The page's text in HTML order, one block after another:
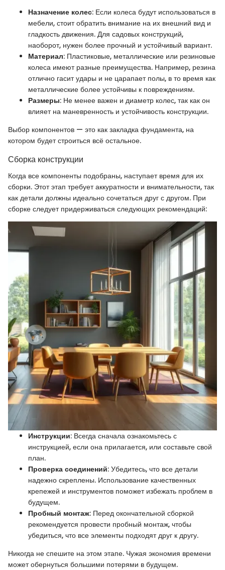
Назначение колес: Если колеса будут использоваться в
мебели, стоит обратить внимание на их внешний вид и
гладкость движения. Для садовых конструкций,
наоборот, нужен более прочный и устойчивый вариант.
Материал: Пластиковые, металлические или резиновые
колеса имеют разные преимущества. Например, резина
отлично гасит удары и не царапает полы, в то время как
металлические более устойчивы к повреждениям.
Размеры: Не менее важен и диаметр колес, так как он
влияет на маневренность и устойчивость конструкции.
Выбор компонентов — это как закладка фундамента, на
котором будет строиться всё остальное.
Сборка конструкции
Когда все компоненты подобраны, наступает время для их
сборки. Этот этап требует аккуратности и внимательности, так
как детали должны идеально сочетаться друг с другом. При
сборке следует придерживаться следующих рекомендаций:
Инструкции: Всегда сначала ознакомьтесь с
инструкцией, если она прилагается, или составьте свой
план.
Проверка соединений: Убедитесь, что все детали
надежно скреплены. Использование качественных
крепежей и инструментов поможет избежать проблем в
будущем.
Пробный монтаж: Перед окончательной сборкой
рекомендуется провести пробный монтаж, чтобы
убедиться, что все элементы подходят друг к другу.
Никогда не спешите на этом этапе. Чужая экономия времени
может обернуться большими потерями в будущем.